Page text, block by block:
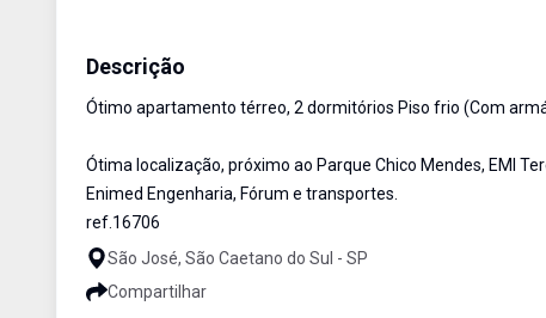
Descrição
Ótimo apartamento térreo, 2 dormitórios Piso frio (Com
Ótima localização, próximo ao Parque Chico Mendes, EMI
Enimed Engenharia, Fórum e transportes.
ref.16706
São José, São Caetano do Sul - SP
Compartilhar